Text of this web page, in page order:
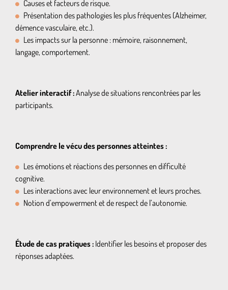
Causes et facteurs de risque.
Présentation des pathologies les plus fréquentes (Alzheimer,
démence vasculaire, etc.).
Les impacts sur la personne : mémoire, raisonnement,
langage, comportement.
Atelier interactif :Analyse de situations rencontrées par les
participants.
Comprendre le vécu des personnes atteintes :
Les émotions et réactions des personnes en difficulté
cognitive.
Les interactions avec leur environnement et leurs proches.
Notion d’empowerment et de respect de l’autonomie.
Étude de cas pratiques : Identifier les besoins et proposer des
réponses adaptées.